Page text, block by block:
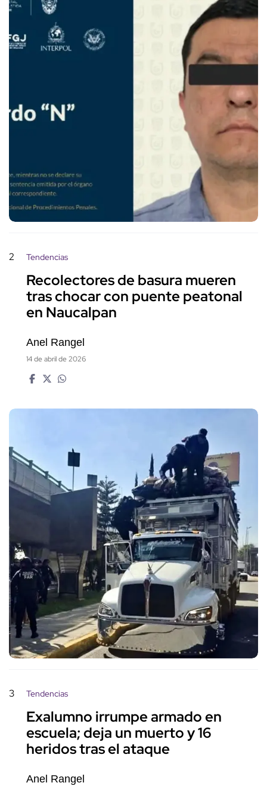
2 Tendencias
Recolectores de basura mueren
tras chocar con puente peatonal
en Naucalpan
Anel Rangel
14 de abril de 2026
3 Tendencias
Exalumno irrumpe armado en
escuela; deja un muerto y 16
heridos tras el ataque
Anel Rangel